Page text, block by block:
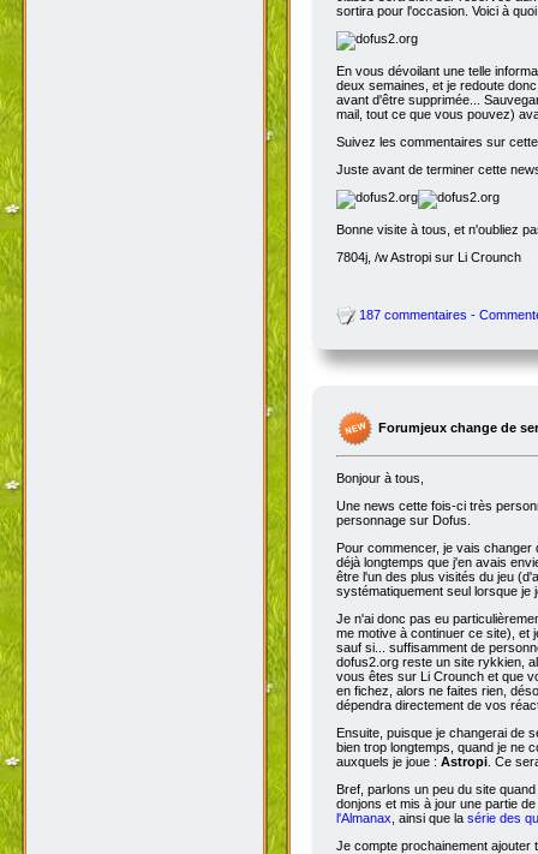
sortira pour l'occasion. Voici à
En vous dévoilant une telle
deux semaines, et je redoute
avant d'être supprimée...
mail, tout ce que vous pouvez)
Suivez les commentaires sur
Juste avant de terminer cette
Bonne visite à tous, et n'oubliez
7804j, /w Astropi sur Li Crounch
187 commentaires -
Forumjeux change de
Bonjour à tous,
Une news cette fois-ci très
personnage sur Dofus.
Pour commencer, je vais
déjà longtemps que j'en avais
être l'un des plus visités du jeu
systématiquement seul lorsque je
Je n'ai donc pas eu
me motive à continuer ce site), et
sauf si... suffisamment de
dofus2.org reste un site rykkien,
vous êtes sur Li Crounch et que
en fichez, alors ne faites rien,
dépendra directement de vos
Ensuite, puisque je changerai de
bien trop longtemps, quand je ne
auxquels je joue : Astropi . Ce
Bref, parlons un peu du site
donjons et mis à jour une partie
l'Almanax , ainsi que la série des
Je compte prochainement ajouter